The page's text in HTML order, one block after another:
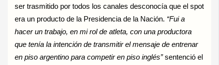
ser trasmitido por todos los canales desconocía que el spot
era un producto de la Presidencia de la Nación. “Fui a
hacer un trabajo, en mi rol de atleta, con una productora
que tenía la intención de transmitir el mensaje de entrenar
en piso argentino para competir en piso inglés”sentenció el